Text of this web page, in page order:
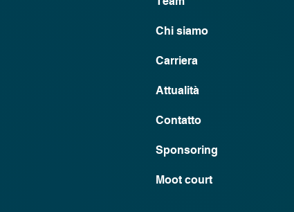
Chi siamo
Carriera
Attualità
Contatto
Sponsoring
Moot court